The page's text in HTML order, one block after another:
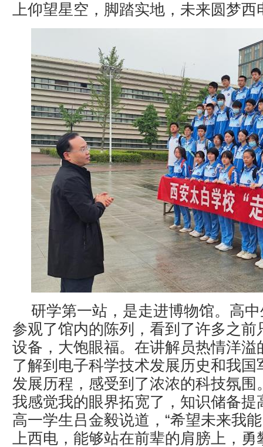
上仰望星空，脚踏实地，未来圆梦西
研学第一站，是走进博物馆。高
参观了馆内的陈列，看到了许多之前
设备，大饱眼福。在讲解员热情洋溢
了解到电子科学技术发展历史和我国
发展历程，感受到了浓浓的科技氛围
我感觉我的眼界拓宽了，知识储备提
高一学生吕金毅说道，“希望未来我
上西电，能够站在前辈的肩膀上，勇